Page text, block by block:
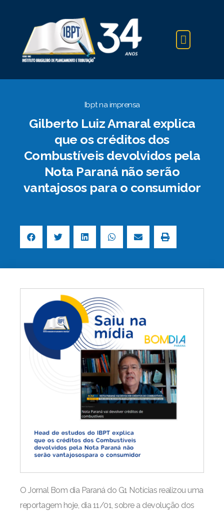
Ibpt na imprensa
Gilberto Luiz Amaral explica
que os créditos dos
Combustíveis devolvidos pela
Nota Paraná não serão
vantajosos para o consumidor
O Jornal Bom dia Paraná do G1 Notícias realizou uma
reportagem hoje, dia 11/01, sobre a devolução dos